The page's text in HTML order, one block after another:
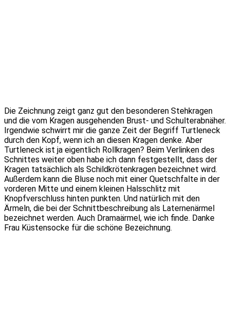
Die Zeichnung zeigt ganz gut den besonderen Stehkragen
und die vom Kragen ausgehenden Brust- und Schulterabnäher.
Irgendwie schwirrt mir die ganze Zeit der Begriff Turtleneck
durch den Kopf, wenn ich an diesen Kragen denke. Aber
Turtleneck ist ja eigentlich Rollkragen? Beim Verlinken des
Schnittes weiter oben habe ich dann festgestellt, dass der
Kragen tatsächlich als Schildkrötenkragen bezeichnet wird.
Außerdem kann die Bluse noch mit einer Quetschfalte in der
vorderen Mitte und einem kleinen Halsschlitz mit
Knopfverschluss hinten punkten. Und natürlich mit den
Ärmeln, die bei der Schnittbeschreibung als Laternenärmel
bezeichnet werden. Auch Dramaärmel, wie ich finde. Danke
Frau Küstensocke für die schöne Bezeichnung.